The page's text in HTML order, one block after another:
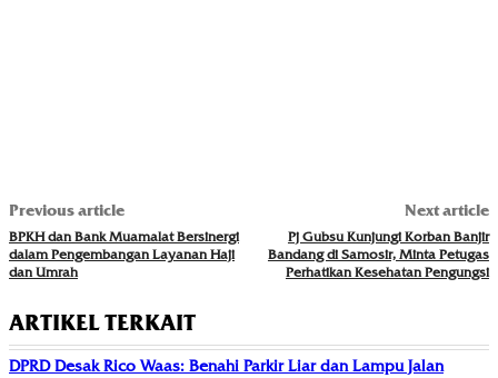
Previous article
BPKH dan Bank Muamalat Bersinergi
dalam Pengembangan Layanan Haji
dan Umrah
Next article
Pj Gubsu Kunjungi Korban Banjir
Bandang di Samosir, Minta Petugas
Perhatikan Kesehatan Pengungsi
ARTIKEL TERKAIT
DPRD Desak Rico Waas: Benahi Parkir Liar dan Lampu Jalan